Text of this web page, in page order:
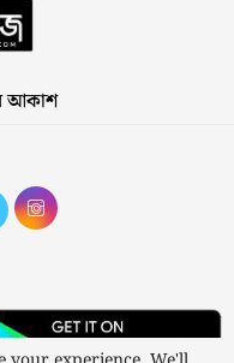
আকাশ